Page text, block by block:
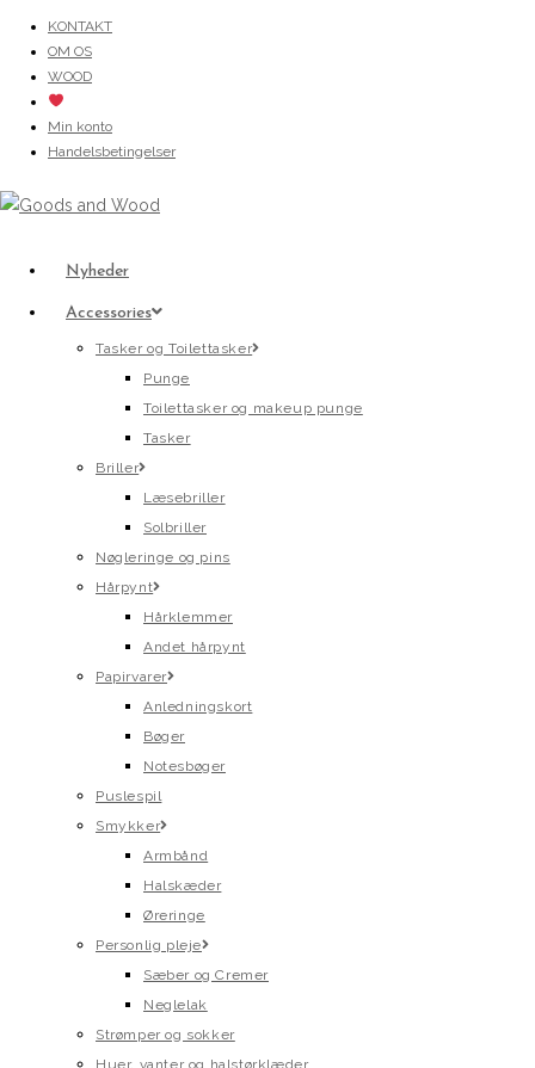
content
KONTAKT
OM OS
WOOD
Min konto
Handelsbetingelser
Nyheder
Accessories
Tasker og Toilettasker
Punge
Toilettasker og makeup punge
Tasker
Briller
Læsebriller
Solbriller
Nøgleringe og pins
Hårpynt
Hårklemmer
Andet hårpynt
Papirvarer
Anledningskort
Bøger
Notesbøger
Puslespil
Smykker
Armbånd
Halskæder
Øreringe
Personlig pleje
Sæber og Cremer
Neglelak
Strømper og sokker
Huer, vanter og halstørklæder